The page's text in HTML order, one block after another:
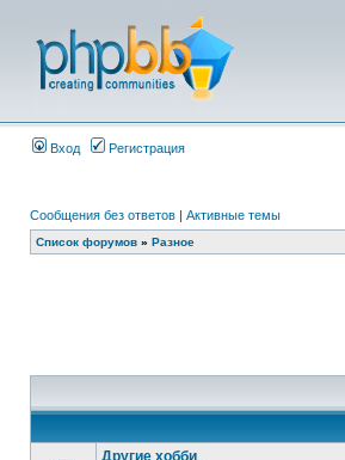
Вход Регистрация
Сообщения без ответов | Активные темы
Список форумов » Разное
Другие хобби